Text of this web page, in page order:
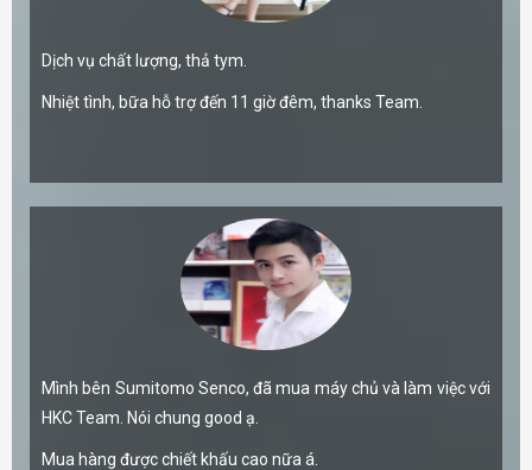
Dịch vụ chất lượng, thả tym.
Nhiệt tình, bữa hỗ trợ đến 11 giờ đêm, thanks Team.
Mình bên Sumitomo Senco, đã mua máy chủ và làm việc với
HKC Team. Nói chung good ạ.
Mua hàng được chiết khấu cao nữa á.